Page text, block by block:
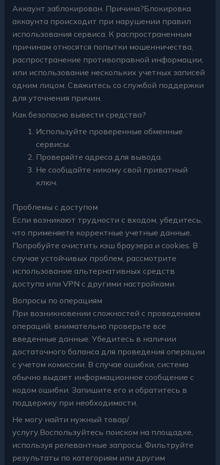
Аккаунт заблокирован. Причина?Блокировка
аккаунта происходит при нарушении правил
использования сервиса. К распространенным
причинам относятся попытки мошенничества,
распространение противоправной информации,
или использование нескольких учетных записей
одним лицом. Свяжитесь со службой поддержки
для уточнения причин.
Как безопасно вывести средства?
Используйте проверенные обменные
сервисы.
Проверяйте адреса для вывода.
Не сообщайте никому свой приватный
ключ.
Проблемы с доступом
Если возникают трудности с входом, убедитесь,
что применяете корректные учетные данные.
Попробуйте очистить кэш браузера и cookies. В
случае устойчивых проблем, рассмотрите
использование альтернативных средств
доступа или VPN с другими настройками.
Вопросы по операциям
При возникновении сложностей с проведением
операций, внимательно проверьте все
введенные данные. Убедитесь в наличии
достаточного баланса для проведения операции
с учетом комиссии. В случае ошибки, система
обычно выдает информационное сообщение с
кодом ошибки. Запишите его и обратитесь в
поддержку при необходимости.
Не могу найти нужный товар/
услугу.Воспользуйтесь поиском на площадке,
используя релевантные запросы. Фильтруйте
результаты по категориям или другим